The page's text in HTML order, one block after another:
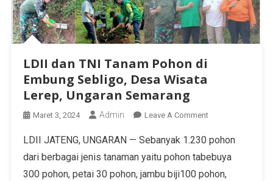
LDII dan TNI Tanam Pohon di
Embung Sebligo, Desa Wisata
Lerep, Ungaran Semarang
Maret 3, 2024 Admin Leave A Comment
LDII JATENG, UNGARAN — Sebanyak 1.230 pohon
dari berbagai jenis tanaman yaitu pohon tabebuya
300 pohon, petai 30 pohon, jambu biji100 pohon,